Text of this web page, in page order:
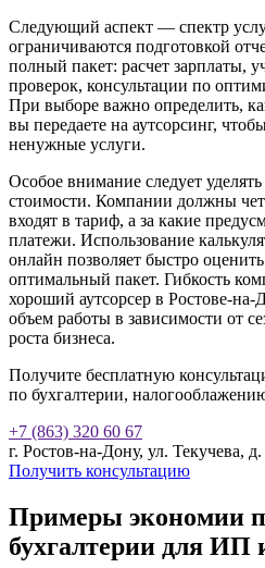
Следующий аспект — спектр
ограничиваются подготовкой
полный пакет: расчет зарплаты,
проверок, консультации по
При выборе важно определить,
вы передаете на аутсорсинг,
ненужные услуги.
Особое внимание следует
стоимости. Компании должны
входят в тариф, а за какие
платежи. Использование
онлайн позволяет быстро
оптимальный пакет. Гибкость
хороший аутсорсер в Ростове-на-
объем работы в зависимости от
роста бизнеса.
Получите бесплатную
по бухгалтерии,
+7 (863) 320 60 67
г. Ростов-на-Дону, ул. Текучева,
Получить консультацию
Примеры экономии
бухгалтерии для